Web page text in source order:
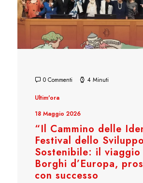
0 Commenti 4 Minuti
Ultim'ora
18 Maggio 2026
“Il Cammino delle
Festival dello Sviluppo
Sostenibile: il viaggio
Borghi d’Europa,
con successo